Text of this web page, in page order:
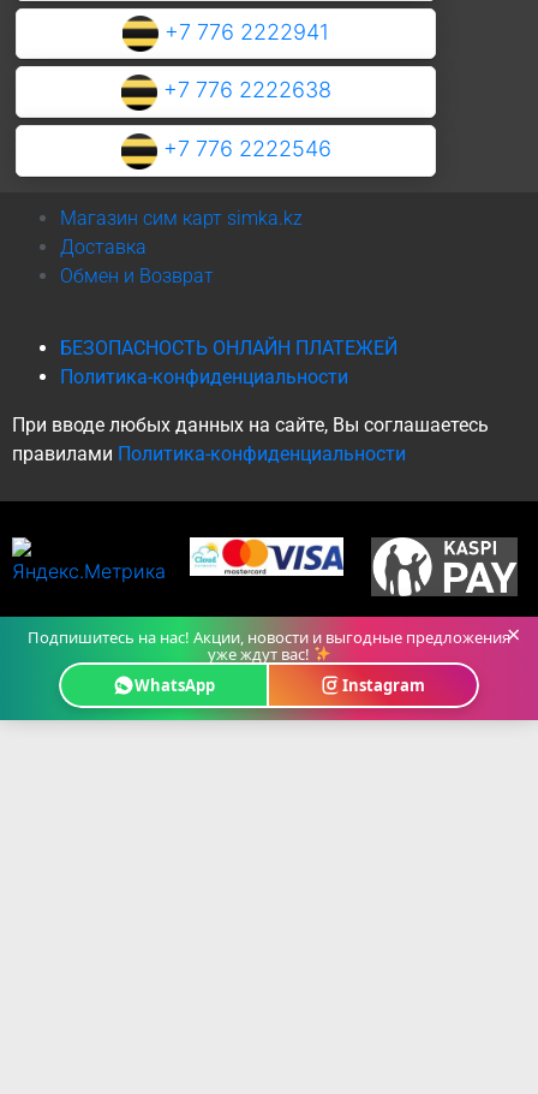
+7 776 2222941
+7 776 2222638
+7 776 2222546
Магазин сим карт simka.kz
Доставка
Обмен и Возврат
БЕЗОПАСНОСТЬ ОНЛАЙН ПЛАТЕЖЕЙ
Политика-конфиденциальности
При вводе любых данных на сайте, Вы соглашаетесь
правилами Политика-конфиденциальности
Подпишитесь на нас! Акции, новости и выгодные предложения
уже ждут вас!
WhatsApp
Instagram
×